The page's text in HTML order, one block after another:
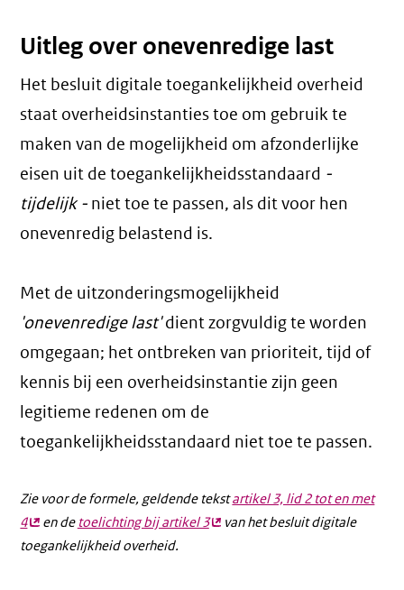
Uitleg over onevenredige last
Het besluit digitale toegankelijkheid overheid
staat overheidsinstanties toe om gebruik te
maken van de mogelijkheid om afzonderlijke
eisen uit de toegankelijkheidsstandaard -
tijdelijk - niet toe te passen, als dit voor hen
onevenredig belastend is.
Met de uitzonderingsmogelijkheid
'onevenredige last'dient zorgvuldig te worden
omgegaan; het ontbreken van prioriteit, tijd of
kennis bij een overheidsinstantie zijn geen
legitieme redenen om de
toegankelijkheidsstandaard niet toe te passen.
Zie voor de formele, geldende tekstartikel 3, lid 2 tot en met
4(externe
link)
en de toelichting bij artikel 3(externe
van het besluit digitale
toegankelijkheid overheid.